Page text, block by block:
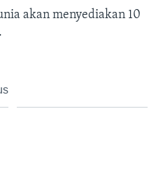
akan menyediakan 10